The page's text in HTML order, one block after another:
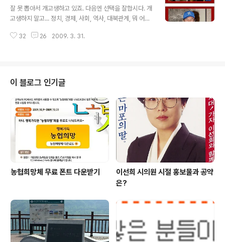
고하고자 창문에 유포지로 광고를 했습니다. 다른 사무실
도 다 그렇게 하고, 다른 곳도 그런식으로 광고가 되어 있길
어났습니다. 오전에 일을 하고 있는데 자꾸 밖에서 사이렌
잘 못 뽑아서 개고생하고 있죠. 다음엔 선택을 잘합시다. 개
고생하지 말고... 정치, 경제, 사회, 역사, 대북관계, 뭐 어디
패러디 해봤습니다. 이렇게라도 웃어봐야죠. 잘못뽑으면
32 26 2009. 3. 31.
이 블로그 인기글
농협희망체 무료 폰트 다운받기
이선희 시의원 시절 홍보물과 공약
은?